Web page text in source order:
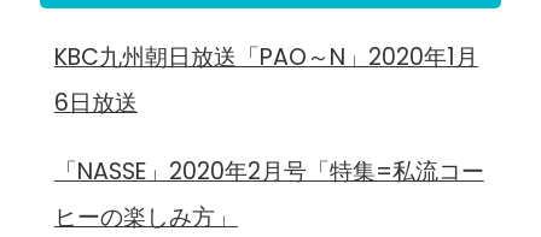
KBC九州朝日放送「PAO～N」2020年1月
6日放送
「NASSE」2020年2月号「特集=私流コー
ヒーの楽しみ方」